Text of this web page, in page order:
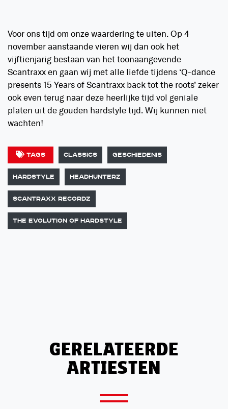
Voor ons tijd om onze waardering te uiten. Op 4
november aanstaande vieren wij dan ook het
vijftienjarig bestaan van het toonaangevende
Scantraxx en gaan wij met alle liefde tijdens ‘Q-dance
presents 15 Years of Scantraxx back tot the roots’ zeker
ook even terug naar deze heerlijke tijd vol geniale
platen uit de gouden hardstyle tijd. Wij kunnen niet
wachten!
Tags Classics Geschiedenis
Hardstyle Headhunterz
Scantraxx Recordz
The Evolution of Hardstyle
GERELATEERDE
ARTIESTEN